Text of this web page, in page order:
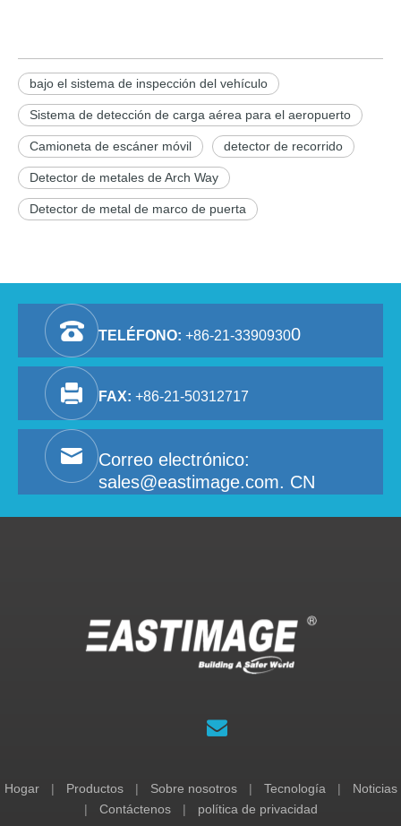
bajo el sistema de inspección del vehículo
Sistema de detección de carga aérea para el aeropuerto
Camioneta de escáner móvil detector de recorrido
Detector de metales de Arch Way
Detector de metal de marco de puerta
TELÉFONO: +86-21-33909300
FAX: +86-21-50312717
Correo electrónico:
sales@eastimage.com. CN
Hogar | Productos | Sobre nosotros | Tecnología |
Noticias
|
Contáctenos | política de privacidad